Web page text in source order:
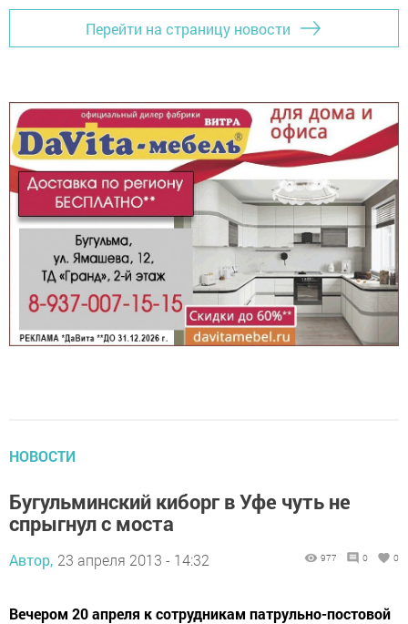
Перейти на страницу новости
НОВОСТИ
Бугульминский киборг в Уфе чуть не
спрыгнул с моста
Автор, 23 апреля 2013 - 14:32 977 0 0
Вечером 20 апреля к сотрудникам патрульно-постовой